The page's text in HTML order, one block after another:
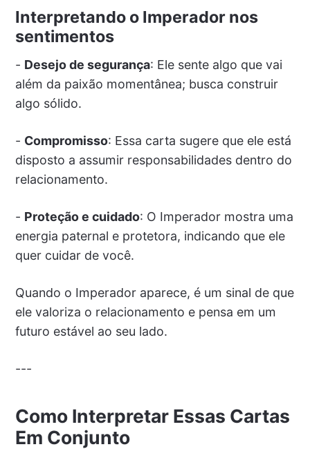
Interpretando o Imperador nos
sentimentos
- Desejo de segurança: Ele sente algo que vai
além da paixão momentânea; busca construir
algo sólido.
- Compromisso: Essa carta sugere que ele está
disposto a assumir responsabilidades dentro do
relacionamento.
- Proteção e cuidado: O Imperador mostra uma
energia paternal e protetora, indicando que ele
quer cuidar de você.
Quando o Imperador aparece, é um sinal de que
ele valoriza o relacionamento e pensa em um
futuro estável ao seu lado.
---
Como Interpretar Essas Cartas
Em Conjunto